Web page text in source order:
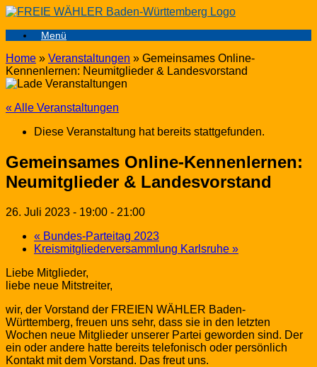
Zum
springenMenü
Home » Veranstaltungen » Gemeinsames Online-
Kennenlernen: Neumitglieder & Landesvorstand
« Alle Veranstaltungen
Diese Veranstaltung hat bereits stattgefunden.
Gemeinsames Online-Kennenlernen:
Neumitglieder & Landesvorstand
26. Juli 2023 - 19:00 - 21:00
« Bundes-Parteitag 2023
Kreismitgliederversammlung Karlsruhe »
Liebe Mitglieder,
liebe neue Mitstreiter,
wir, der Vorstand der FREIEN WÄHLER Baden-
Württemberg, freuen uns sehr, dass sie in den letzten
Wochen neue Mitglieder unserer Partei geworden sind. Der
ein oder andere hatte bereits telefonisch oder persönlich
Kontakt mit dem Vorstand. Das freut uns.